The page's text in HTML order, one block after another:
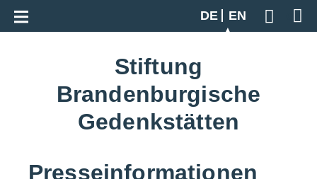
DE
EN
Geben
Go back to overview
Stiftung
Brandenburgische
Gedenkstätten
Presseinformationen